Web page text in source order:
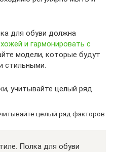
для обуви должна
и гармонировать с
модели, которые будут
стильными.
целый ряд факторов
Полка для обуви